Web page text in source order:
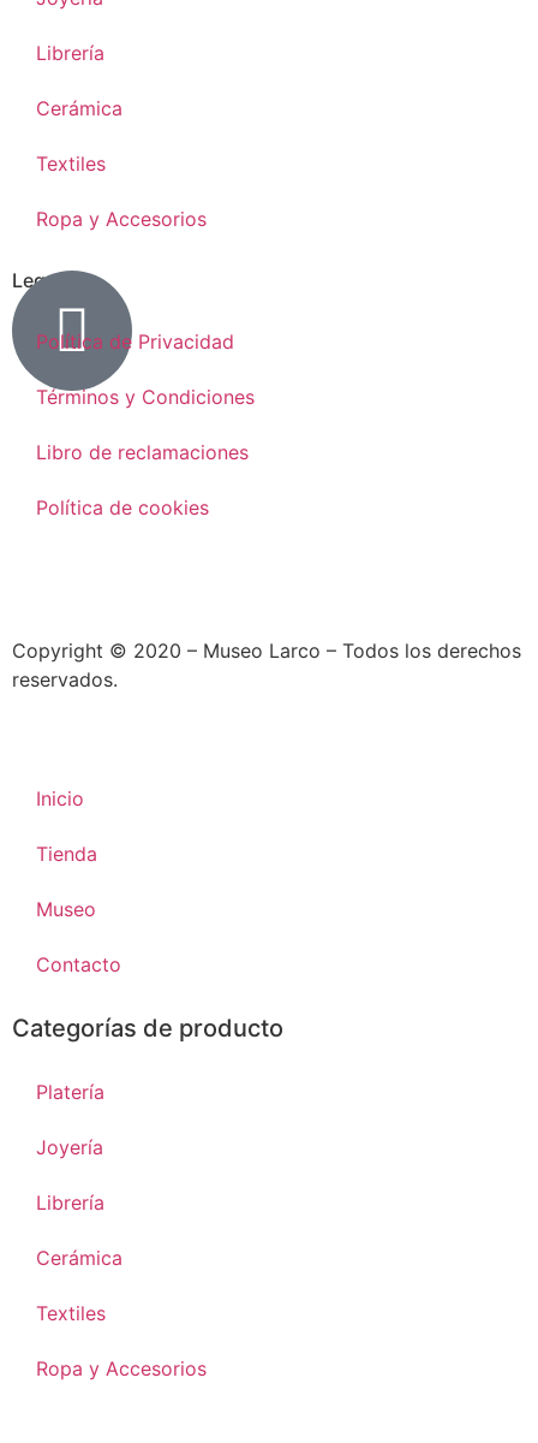
Librería
Cerámica
Textiles
Ropa y Accesorios
Legal
Política de Privacidad
Términos y Condiciones
Libro de reclamaciones
Política de cookies
Copyright © 2020 – Museo Larco – Todos los derechos
reservados.
Inicio
Tienda
Museo
Contacto
Categorías de producto
Platería
Joyería
Librería
Cerámica
Textiles
Ropa y Accesorios